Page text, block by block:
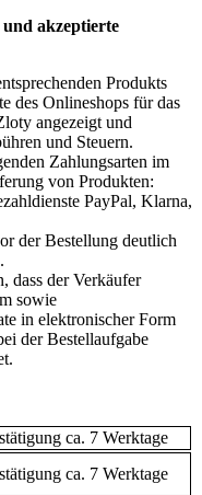
akzeptierte
Produkts
des Onlineshops für das
angezeigt und
und Steuern.
Zahlungsarten im
von Produkten:
PayPal, Klarna,
der Bestellung deutlich
dass der Verkäufer
sowie
in elektronischer Form
der Bestellaufgabe
ca. 7 Werktage
ca. 7 Werktage